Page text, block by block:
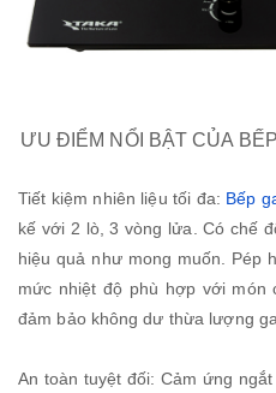
ƯU ĐIỂM NỔI BẬT CỦA
Tiết kiệm nhiên liệu tối đa: Bếp
kế với 2 lò, 3 vòng lửa. Có chế
hiệu quả như mong muốn. Pép
mức nhiệt độ phù hợp với món
đảm bảo không dư thừa lượng
An toàn tuyệt đối: Cảm ứng